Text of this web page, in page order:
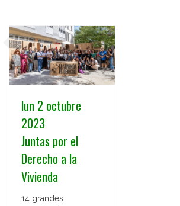
lun 2 octubre
2023
Juntas por el
Derecho a la
Vivienda
14 grandes